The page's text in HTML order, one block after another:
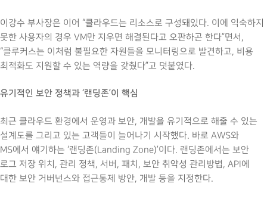
이강수 부사장은 이어 “클라우드는 리소스로 구성돼있다. 이에 익숙하지
못한 사용자의 경우 VM만 지우면 해결된다고 오판하곤 한다”면서,
“클루커스는 이처럼 불필요한 자원들을 모니터링으로 발견하고, 비용
최적화도 지원할 수 있는 역량을 갖췄다”고 덧붙였다.
유기적인 보안 정책과 ‘랜딩존’이 핵심
최근 클라우드 환경에서 운영과 보안, 개발을 유기적으로 해줄 수 있는
설계도를 그리고 있는 고객들이 늘어나기 시작했다. 바로 AWS와
MS에서 얘기하는 ‘랜딩존(Landing Zone)’이다. 랜딩존에서는 보안
로그 저장 위치, 관리 정책, 서버, 패치, 보안 취약성 관리방법, API에
대한 보안 거버넌스와 접근통제 방안, 개발 등을 지정한다.